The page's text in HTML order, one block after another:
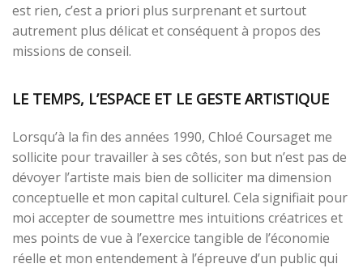
est rien, c’est a priori plus surprenant et surtout
autrement plus délicat et conséquent à propos des
missions de conseil.
LE TEMPS, L’ESPACE ET LE GESTE ARTISTIQUE
Lorsqu’à la fin des années 1990, Chloé Coursaget me
sollicite pour travailler à ses côtés, son but n’est pas de
dévoyer l’artiste mais bien de solliciter ma dimension
conceptuelle et mon capital culturel. Cela signifiait pour
moi accepter de soumettre mes intuitions créatrices et
mes points de vue à l’exercice tangible de l’économie
réelle et mon entendement à l’épreuve d’un public qui